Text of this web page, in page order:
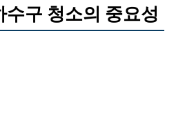
수구 청소의 중요성